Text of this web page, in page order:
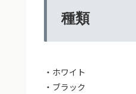
種類
・ホワイト
・ブラック